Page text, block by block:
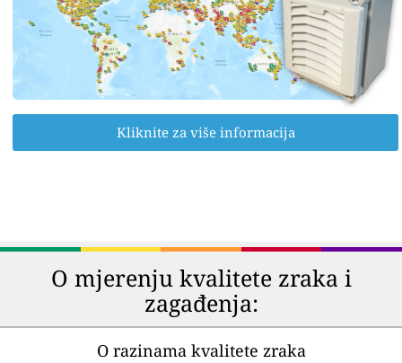
Kliknite za više informacija
O mjerenju kvalitete zraka i
zagađenja:
O razinama kvalitete zraka